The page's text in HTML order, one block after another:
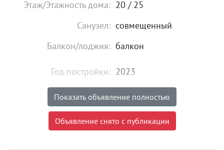
Этаж/Этажность дома: 20 / 25
Санузел: совмещенный
Балкон/лоджия: балкон
Год постройки: 2023
Мебель: есть
Цена: 32 730₽
Показать объявление полностью
Объявление снято с публикации